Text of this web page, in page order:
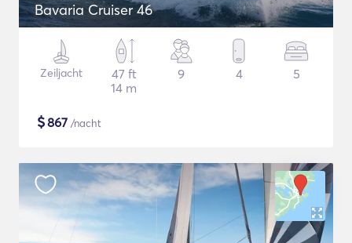
Bavaria Cruiser 46
Zeiljacht
47 ft
14 m
9 4 5
$867 /nacht